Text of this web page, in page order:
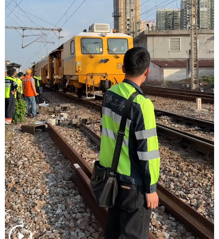
旅游 能源 会展
彩票 娱乐 时尚 悦读
公益 一带一路 亚太网 上市公司
文化产业
地方频道
北京 天津 河北 山西
辽宁 吉林 上海 江苏
浙江 安徽 福建 江西
山东 河南 湖北 湖南
广东 广西 海南 重庆
四川 贵州 云南 西藏